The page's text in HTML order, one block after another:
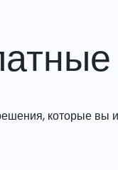
которые вы